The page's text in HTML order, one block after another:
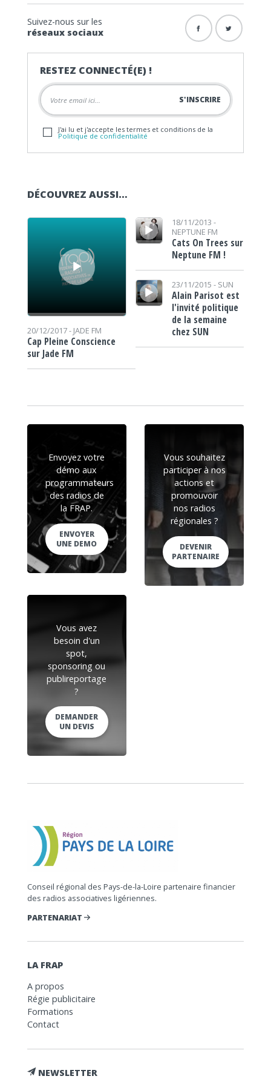
Suivez-nous sur les
réseaux sociaux
RESTEZ CONNECTÉ(E) !
J'ai lu et j'accepte les termes et conditions de la
Politique de confidentialité
DÉCOUVREZ AUSSI…
Lecteur audio
20/12/2017 - JADE FM
Cap Pleine Conscience
sur Jade FM
Lecteur audio18/11/2013 -
NEPTUNE FM
Cats On Trees sur
Neptune FM !
Lecteur audio
23/11/2015 - SUN
Alain Parisot est
l'invité politique
de la semaine
chez SUN
Envoyez votre
démo aux
programmateurs
des radios de
la FRAP.
ENVOYER
UNE DEMO
Vous souhaitez
participer à nos
actions et
promouvoir
nos radios
régionales ?
DEVENIR
PARTENAIRE
Vous avez
besoin d'un
spot,
sponsoring ou
publireportage
?
DEMANDER
UN DEVIS
Conseil régional des Pays-de-la-Loire partenaire financier
des radios associatives ligériennes.
PARTENARIAT
LA FRAP
A propos
Régie publicitaire
Formations
Contact
NEWSLETTER